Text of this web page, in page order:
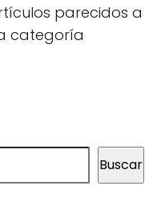
parecidos a
categoría
Buscar